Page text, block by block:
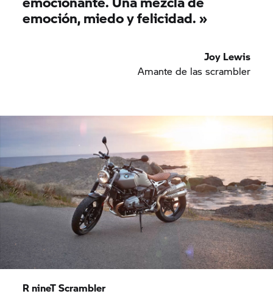
emoción, miedo y felicidad. »
Joy Lewis
Amante de las scrambler
R nineTScrambler